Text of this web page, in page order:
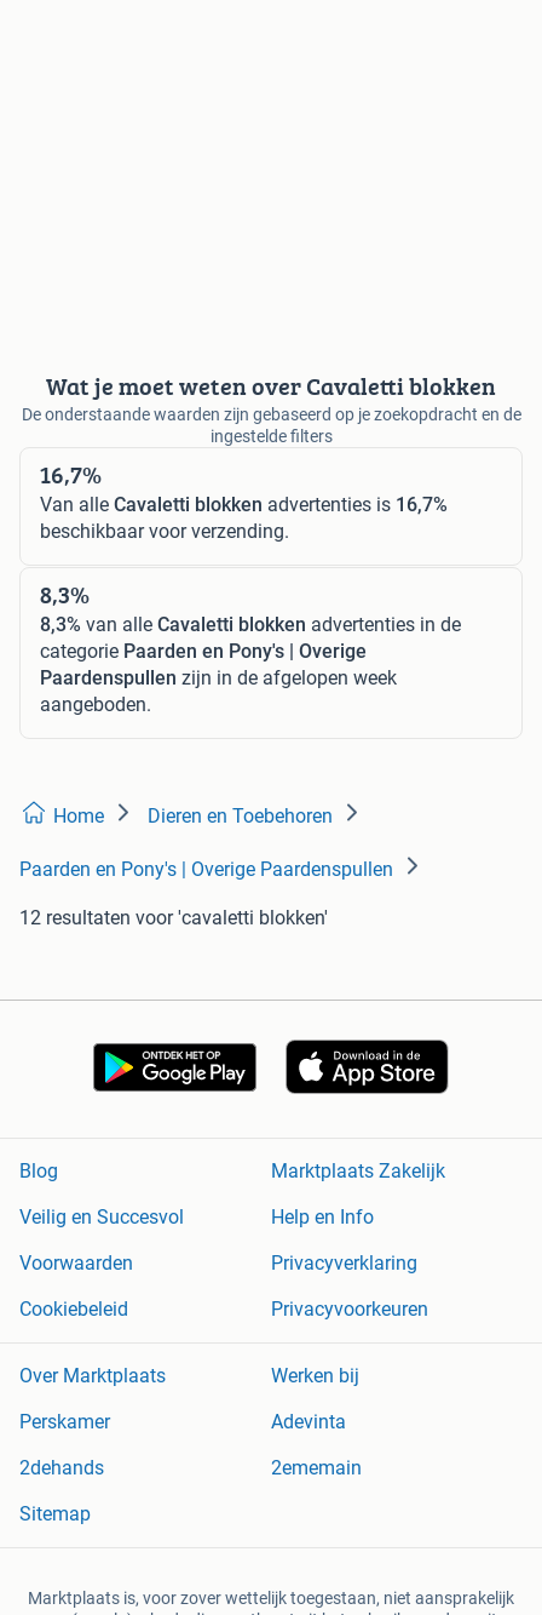
Wat je moet weten over Cavaletti blokken
De onderstaande waarden zijn gebaseerd op je zoekopdracht en de
ingestelde filters
16,7%
Van alle Cavaletti blokken advertenties is 16,7%
beschikbaar voor verzending.
8,3%
8,3% van alle Cavaletti blokken advertenties in de
categorie Paarden en Pony's | Overige
Paardenspullen zijn in de afgelopen week
aangeboden.
Home Dieren en Toebehoren
Paarden en Pony's | Overige Paardenspullen
12 resultaten voor 'cavaletti blokken'
Blog
Marktplaats Zakelijk
Veilig en Succesvol
Help en Info
Voorwaarden
Privacyverklaring
Cookiebeleid
Privacyvoorkeuren
Over Marktplaats
Werken bij
Perskamer
Adevinta
2dehands
2ememain
Sitemap
Marktplaats is, voor zover wettelijk toegestaan, niet aansprakelijk